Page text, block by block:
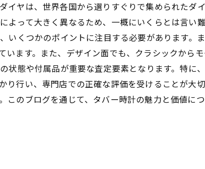
イヤは、世界各国から選りすぐりで集められたダ
って大きく異なるため、一概にいくらとは言い
くつかのポイントに注目する必要があります。
ます。また、デザイン面でも、クラシックから
状態や付属品が重要な査定要素となります。特に
行い、専門店での正確な評価を受けることが大
のブログを通じて、タバー時計の魅力と価値に